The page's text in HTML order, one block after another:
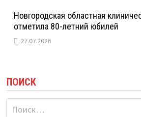
Новгородская областная
отметила 80-летний юбилей
27.07.2026
ПОИСК
Найти: